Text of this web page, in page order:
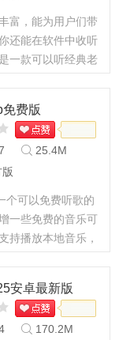
富，能为用户们带
还能在软件中收听
一款可以听经典老
费版
25.4M
个可以免费听歌的
一些免费的音乐可
持播放本地音乐，
安卓最新版
170.2M